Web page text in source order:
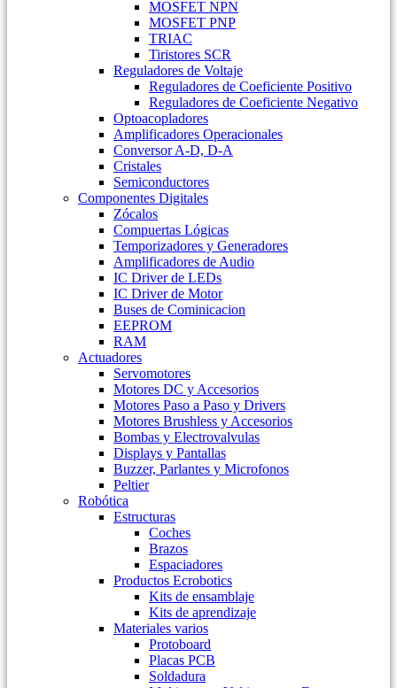
MOSFET NPN
MOSFET PNP
TRIAC
Tiristores SCR
Reguladores de Voltaje
Reguladores de Coeficiente Positivo
Reguladores de Coeficiente Negativo
Optoacopladores
Amplificadores Operacionales
Conversor A-D, D-A
Cristales
Semiconductores
Componentes Digitales
Zócalos
Compuertas Lógicas
Temporizadores y Generadores
Amplificadores de Audio
IC Driver de LEDs
IC Driver de Motor
Buses de Cominicacion
EEPROM
RAM
Actuadores
Servomotores
Motores DC y Accesorios
Motores Paso a Paso y Drivers
Motores Brushless y Accesorios
Bombas y Electrovalvulas
Displays y Pantallas
Buzzer, Parlantes y Microfonos
Peltier
Robótica
Estructuras
Coches
Brazos
Espaciadores
Productos Ecrobotics
Kits de ensamblaje
Kits de aprendizaje
Materiales varios
Protoboard
Placas PCB
Soldadura